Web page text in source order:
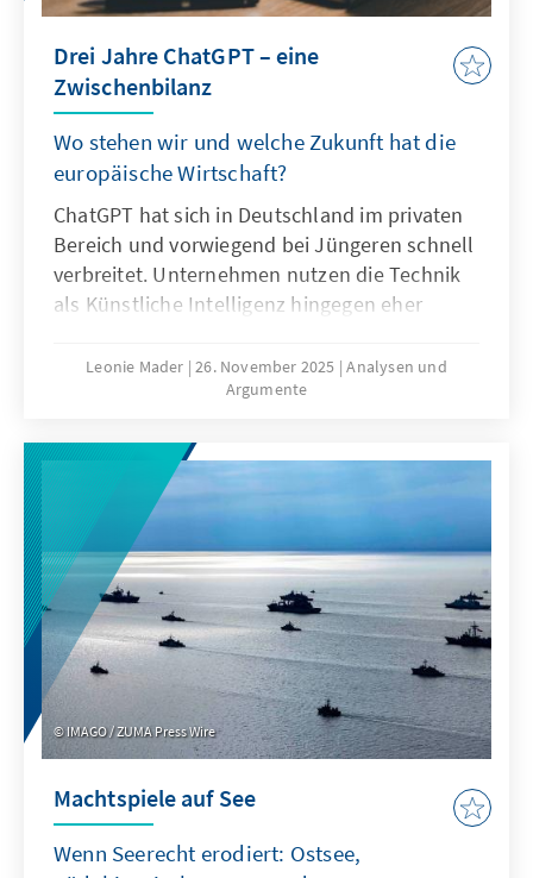
Drei Jahre ChatGPT – eine
Zwischenbilanz
Wo stehen wir und welche Zukunft hat die
europäische Wirtschaft?
ChatGPT hat sich in Deutschland im privaten
Bereich und vorwiegend bei Jüngeren schnell
verbreitet. Unternehmen nutzen die Technik
als Künstliche Intelligenz hingegen eher
hierfür sind nicht nur technische
Eigenschaften von ChatGPT, sondern auch
oder die Spezifikation. Für Europa geht es
deshalb nicht darum, ChatGPT mit
Verzögerung nachzubauen. Vielmehr gilt es
eigene Modelle zu entwickeln oder
außereuropäische so anzupassen, dass sie als
Produkte besser zu den institutionalisierten
Strukturen passen.
Leonie Mader 26. November 2025 Analysen und
Argumente
IMAGO / ZUMA Press Wire
Machtspiele auf See
Wenn Seerecht erodiert: Ostsee,